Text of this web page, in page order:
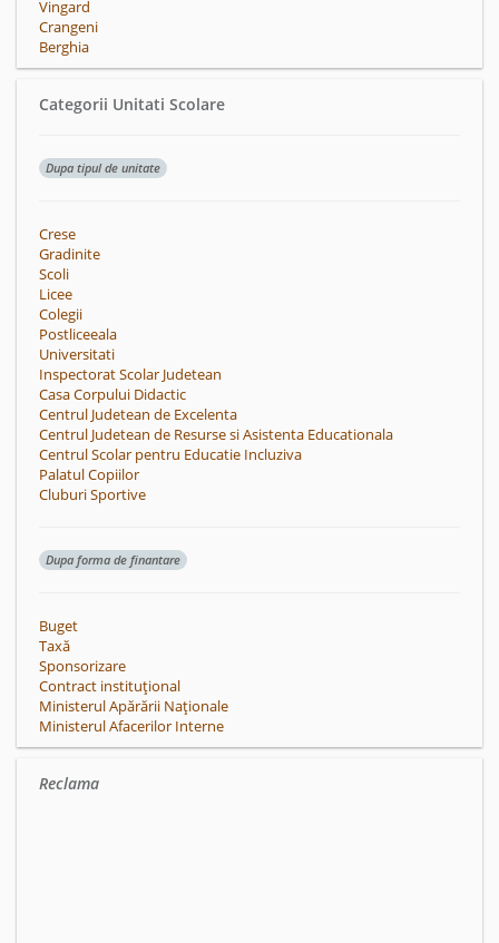
Vingard
Crangeni
Berghia
Categorii Unitati Scolare
Dupa tipul de unitate
Crese
Gradinite
Scoli
Licee
Colegii
Postliceeala
Universitati
Inspectorat Scolar Judetean
Casa Corpului Didactic
Centrul Judetean de Excelenta
Centrul Judetean de Resurse si Asistenta Educationala
Centrul Scolar pentru Educatie Incluziva
Palatul Copiilor
Cluburi Sportive
Dupa forma de finantare
Buget
Taxă
Sponsorizare
Contract instituțional
Ministerul Apărării Naționale
Ministerul Afacerilor Interne
Reclama